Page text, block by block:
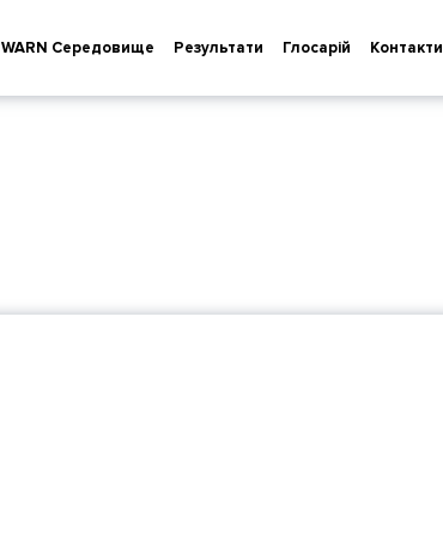
WARN Cередовище Результати Глосарій Контакти